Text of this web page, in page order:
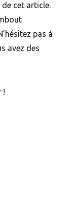
cet article.
pas à
avez des
!